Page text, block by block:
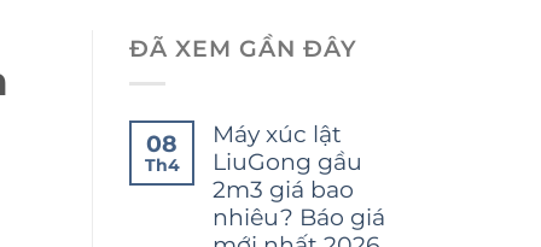
ĐÃ XEM GẦN ĐÂY
08
Th4
Máy xúc lật
LiuGong gầu
2m3 giá bao
nhiêu? Báo giá